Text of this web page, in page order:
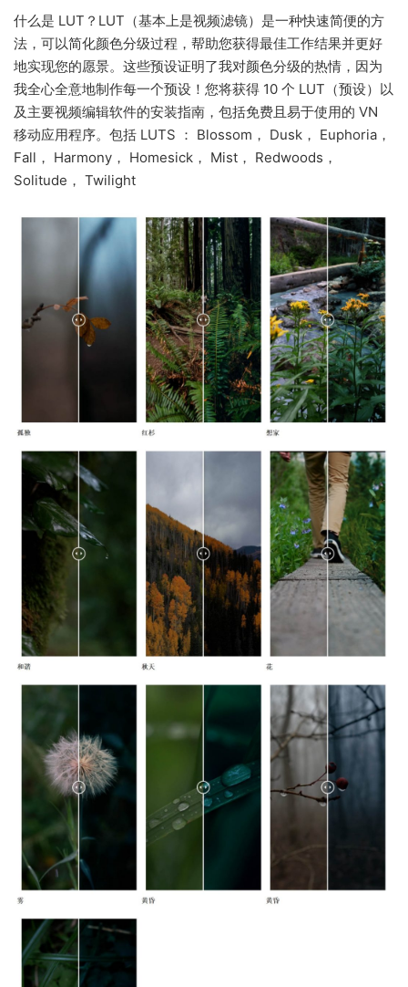
什么是 LUT？LUT（基本上是视频滤镜）是一种快速简便的方
法，可以简化颜色分级过程，帮助您获得最佳工作结果并更好
地实现您的愿景。这些预设证明了我对颜色分级的热情，因为
我全心全意地制作每一个预设！您将获得 10 个 LUT（预设）以
及主要视频编辑软件的安装指南，包括免费且易于使用的 VN
移动应用程序。包括 LUTS ： Blossom， Dusk， Euphoria，
Fall， Harmony， Homesick， Mist， Redwoods，
Solitude， Twilight